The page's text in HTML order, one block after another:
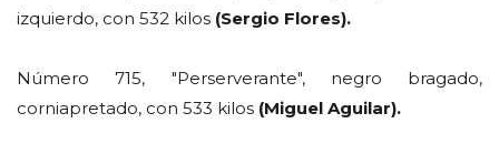
izquierdo, con 532 kilos (Sergio Flores).
Número 715, "Perserverante", negro bragado,
corniapretado, con 533 kilos (Miguel Aguilar).